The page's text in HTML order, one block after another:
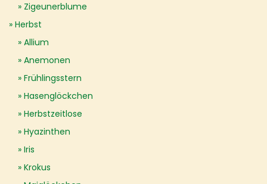
Zigeunerblume
Herbst
Allium
Anemonen
Frühlingsstern
Hasenglöckchen
Herbstzeitlose
Hyazinthen
Iris
Krokus